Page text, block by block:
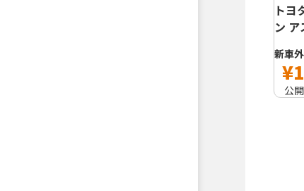
トヨ
ン
新車
公